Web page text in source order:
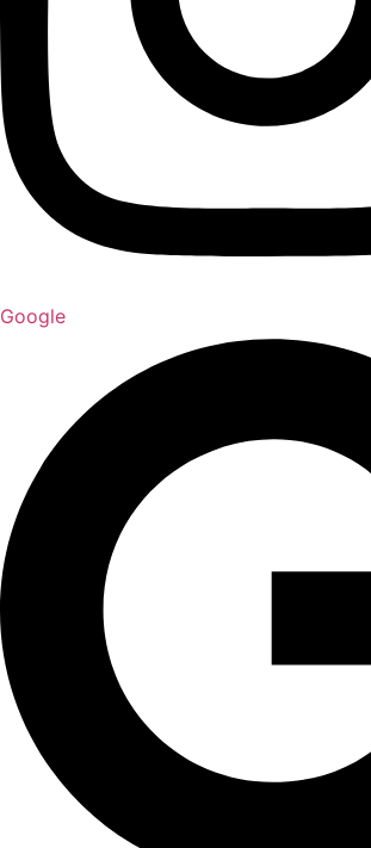
Google